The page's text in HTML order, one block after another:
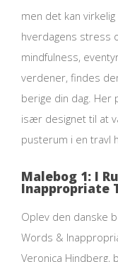
men det kan
hverdagens stress
mindfulness,
verdener, findes
berige din dag.
især designet til at
pusterum i en travl
Malebog 1: I
Inappropriate
Oplev den danske
Words &
Veronica